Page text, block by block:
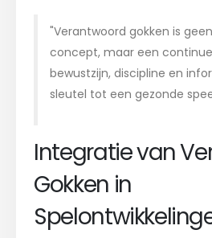
"Verantwoord gokken is
concept, maar een
bewustzijn, discipline en
sleutel tot een gezonde
Integratie van
Gokken in